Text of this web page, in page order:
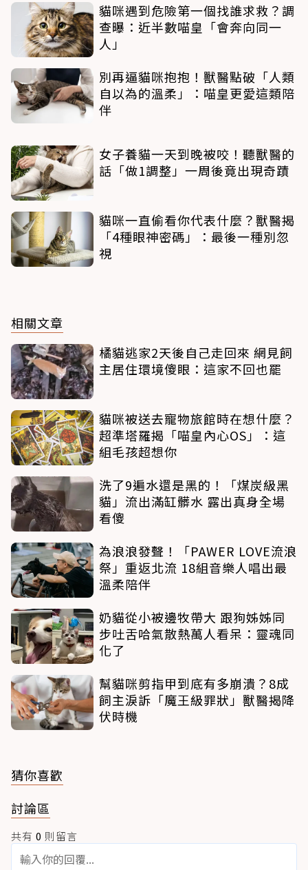
貓咪遇到危險第一個找誰求救？調
查曝：近半數喵皇「會奔向同一
人」
別再逼貓咪抱抱！獸醫點破「人類
自以為的溫柔」：喵皇更愛這類陪
伴
女子養貓一天到晚被咬！聽獸醫的
話「做1調整」一周後竟出現奇蹟
貓咪一直偷看你代表什麼？獸醫揭
「4種眼神密碼」：最後一種別忽
視
相關文章
橘貓逃家2天後自己走回來 網見飼
主居住環境傻眼：這家不回也罷
貓咪被送去寵物旅館時在想什麼？
超準塔羅揭「喵皇內心OS」：這
組毛孩超想你
洗了9遍水還是黑的！「煤炭級黑
貓」流出滿缸髒水 露出真身全場
看傻
為浪浪發聲！「PAWER LOVE流浪
祭」重返北流 18組音樂人唱出最
溫柔陪伴
奶貓從小被邊牧帶大 跟狗姊姊同
步吐舌哈氣散熱萬人看呆：靈魂同
化了
幫貓咪剪指甲到底有多崩潰？8成
飼主淚訴「魔王級罪狀」獸醫揭降
伏時機
猜你喜歡
討論區
共有 0 則留言